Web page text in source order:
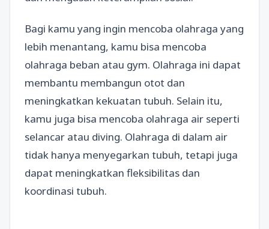
Bagi kamu yang ingin mencoba olahraga yang
lebih menantang, kamu bisa mencoba
olahraga beban atau gym. Olahraga ini dapat
membantu membangun otot dan
meningkatkan kekuatan tubuh. Selain itu,
kamu juga bisa mencoba olahraga air seperti
selancar atau diving. Olahraga di dalam air
tidak hanya menyegarkan tubuh, tetapi juga
dapat meningkatkan fleksibilitas dan
koordinasi tubuh.